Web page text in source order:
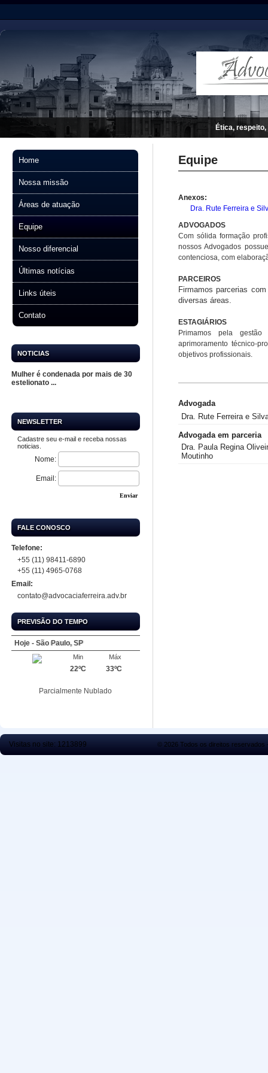
Ética,
Home
Nossa missão
Áreas de atuação
Equipe
Nosso diferencial
Últimas notícias
Links úteis
Contato
NOTICIAS
Mulher é condenada por mais de 30
estelionato ...
NEWSLETTER
Cadastre seu e-mail e receba nossas
noticias.
Nome:
Email:
Enviar
FALE CONOSCO
Telefone:
+55 (11) 98411-6890
+55 (11) 4965-0768
Email:
contato@advocaciaferreira.adv.br
PREVISÃO DO TEMPO
Hoje - São Paulo, SP
Máx
33ºC
Min
22ºC
Parcialmente Nublado
Hoje - Guarulhos, SP
Máx
33ºC
Min
20ºC
Parcialmente Nublado
Equipe
Anexos:
Dra. Rute Ferreira e
ADVOGADOS
Com sólida formação
nossos Advogados
contenciosa, com
PARCEIROS
Firmamos parcerias
diversas áreas.
ESTAGIÁRIOS
Primamos pela gestão
aprimoramento técnico-
objetivos profissionais.
Advogada
Dra. Rute Ferreira e
Advogada em parceria
Dra. Paula Regina
Moutinho
Visitas no site: 1213899 © 2026 Todos os direitos reservados